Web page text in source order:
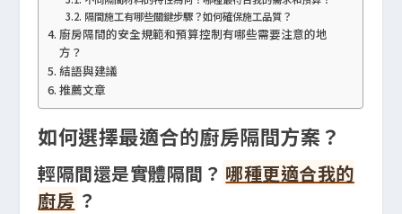
隔間施工有哪些關鍵步驟？如何確保施工品質？
廚房隔間的安全規範和預算控制有哪些需要注意的地
方？
結語與建議
推薦文章
如何選擇最適合的廚房隔間方案？
輕隔間還是實體隔間？ 哪種更適合我的
廚房 ？